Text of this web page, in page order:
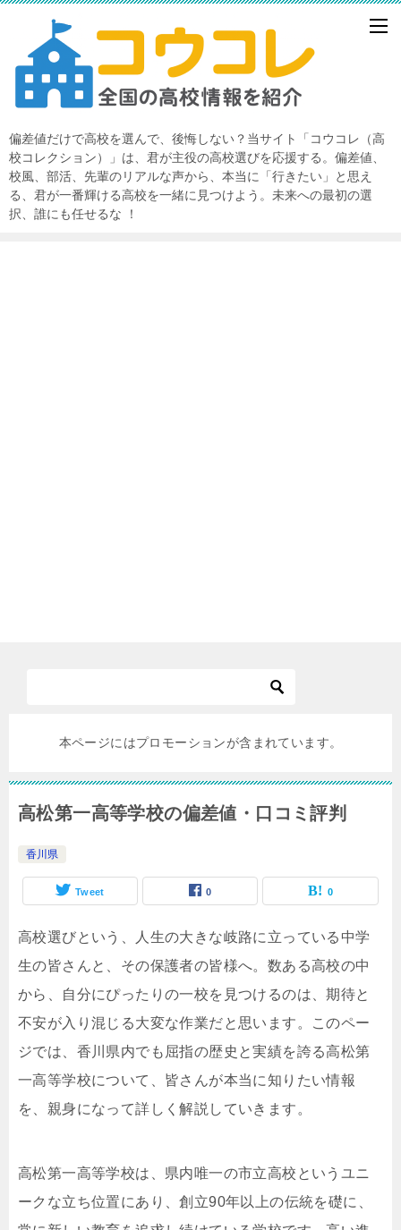
偏差値だけで高校を選んで、後悔しない？当サイト「コウコレ（高
校コレクション）」は、君が主役の高校選びを応援する。偏差値、
校風、部活、先輩のリアルな声から、本当に「行きたい」と思え
る、君が一番輝ける高校を一緒に見つけよう。未来への最初の選
択、誰にも任せるな ！
本ページにはプロモーションが含まれています。
高松第一高等学校の偏差値・口コミ評判
香川県
Tweet 0 0
高校選びという、人生の大きな岐路に立っている中学
生の皆さんと、その保護者の皆様へ。数ある高校の中
から、自分にぴったりの一校を見つけるのは、期待と
不安が入り混じる大変な作業だと思います。このペー
ジでは、香川県内でも屈指の歴史と実績を誇る高松第
一高等学校について、皆さんが本当に知りたい情報
を、親身になって詳しく解説していきます。
高松第一高等学校は、県内唯一の市立高校というユニ
ークな立ち位置にあり、創立90年以上の伝統を礎に、